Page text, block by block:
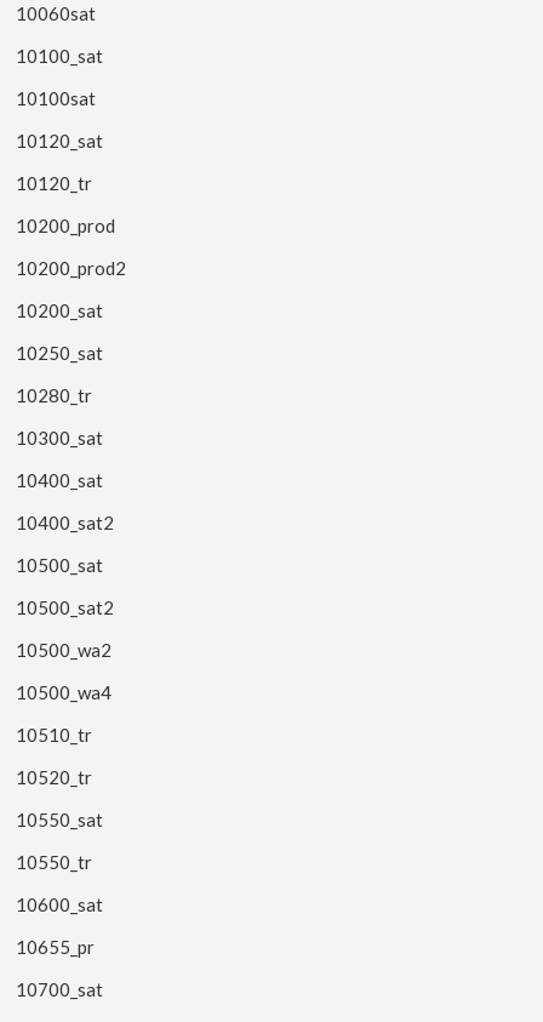
10060sat
10100_sat
10100sat
10120_sat
10120_tr
10200_prod
10200_prod2
10200_sat
10250_sat
10280_tr
10300_sat
10400_sat
10400_sat2
10500_sat
10500_sat2
10500_wa2
10500_wa4
10510_tr
10520_tr
10550_sat
10550_tr
10600_sat
10655_pr
10700_sat